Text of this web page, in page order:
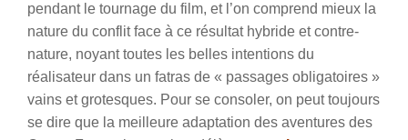
pendant le tournage du film, et l’on comprend mieux la
nature du conflit face à ce résultat hybride et contre-
nature, noyant toutes les belles intentions du
réalisateur dans un fatras de « passages obligatoires »
vains et grotesques. Pour se consoler, on peut toujours
se dire que la meilleure adaptation des aventures des